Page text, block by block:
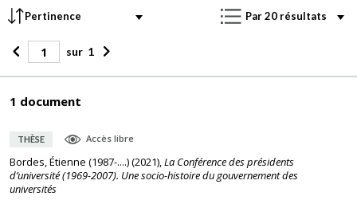
sur 1
1 document
THÈSE Accès libre
Bordes, Étienne (1987-....)(2021),La Conférence des présidents
d’université (1969-2007). Une socio-histoire du gouvernement des
universités